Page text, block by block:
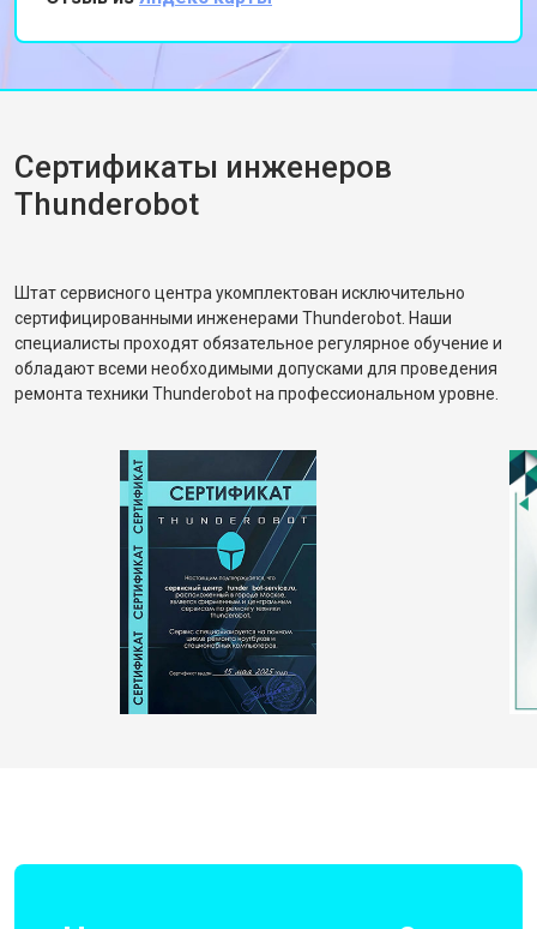
Спасибо за профессиональный подход и
быструю работу!
Сертификаты инженеров
Thunderobot
Штат сервисного центра укомплектован исключительно
сертифицированными инженерами Thunderobot. Наши
специалисты проходят обязательное регулярное обучение и
обладают всеми необходимыми допусками для проведения
ремонта техники Thunderobot на профессиональном уровне.